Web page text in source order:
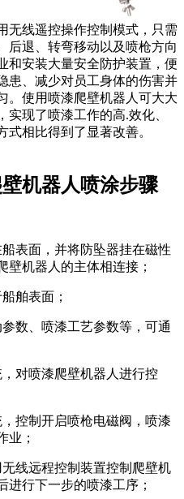
线遥控操作控制模式，只需
后退、转弯移动以及喷枪方向
和安装大量安全防护装置，便
患、减少对员工身体的伤害并
。使用喷漆爬壁机器人可大大
现了喷漆工作的高.效化、
式相比得到了显著改善。
机器人喷涂步骤
面，并将防坠器挂在磁性
壁机器人的主体相连接；
舶表面；
、喷漆工艺参数等，可通
对喷漆爬壁机器人进行控
制开启喷枪电磁阀，喷漆
业；
线远程控制装置控制爬壁机
进行下一步的喷漆工序；